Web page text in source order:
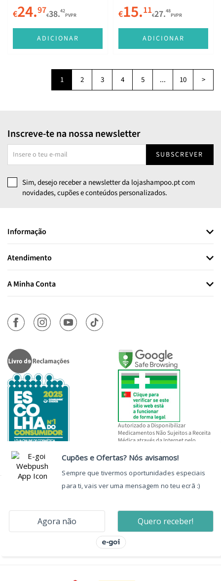
€24.97€38.42
PVPR
ADICIONAR
€15.11€27.48
PVPR
ADICIONAR
1 2 3 4 5 ... 10 >
Inscreve-te na nossa newsletter
SUBSCREVER
Sim, desejo receber a newsletter da lojashampoo.pt com
novidades, cupões e conteúdos personalizados.
Informação
Atendimento
A Minha Conta
Autorizado a Disponibilizar
Medicamentos Não Sujeitos a Receita
Médica através da Internet pelo